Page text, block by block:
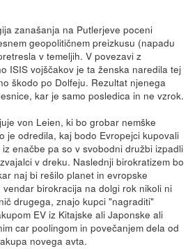
zanašanja na Putlerjeve poceni
geopolitičnem preizkusu (napadu
v temeljih. V povezavi z
ISIS vojščakov je ta ženska naredila tej
škodo po Dolfeju. Rezultat njenega
kar je samo posledica in ne vzrok.
von Leien, ki bo grobar nemške
je odredila, kaj bodo Evropejci kupovali
enačbe pa so v svobodni družbi izpadli
v dreku. Naslednji birokratizem bo
naj bi rešilo planet in evropske
birokracija na dolgi rok nikoli ni
drugega, znajo kupci "nagraditi"
EV iz Kitajske ali Japonske ali
car poolingom in povečanjem dela od
novega avta.